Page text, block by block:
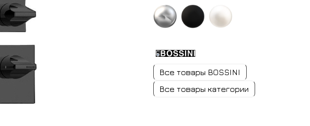
матовыйматовый
Все товары BOSSINI
Все товары категории